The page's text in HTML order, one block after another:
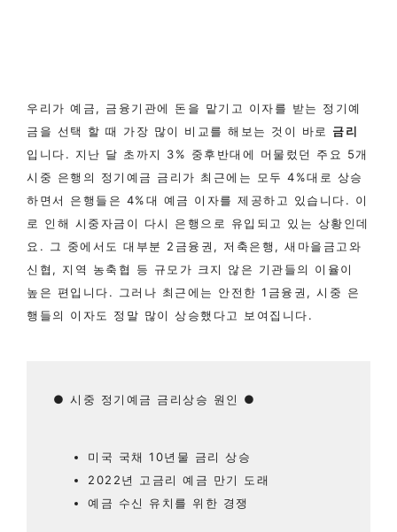
우리가 예금, 금융기관에 돈을 맡기고 이자를 받는 정기예
금을 선택 할 때 가장 많이 비교를 해보는 것이 바로 금리
입니다. 지난 달 초까지 3% 중후반대에 머물렀던 주요 5개
시중 은행의 정기예금 금리가 최근에는 모두 4%대로 상승
하면서 은행들은 4%대 예금 이자를 제공하고 있습니다. 이
로 인해 시중자금이 다시 은행으로 유입되고 있는 상황인데
요. 그 중에서도 대부분 2금융권, 저축은행, 새마을금고와
신협, 지역 농축협 등 규모가 크지 않은 기관들의 이율이
높은 편입니다. 그러나 최근에는 안전한 1금융권, 시중 은
행들의 이자도 정말 많이 상승했다고 보여집니다.
​● 시중 정기예금 금리상승 원인 ​●
미국 국채 10년물 금리 상승
2022년 고금리 예금 만기 도래
예금 수신 유치를 위한 경쟁